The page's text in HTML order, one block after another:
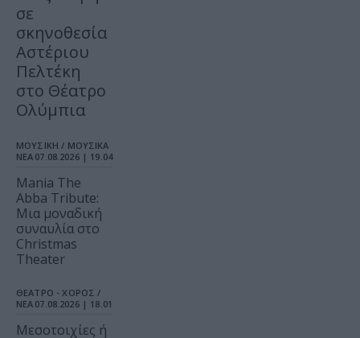
σε
σκηνοθεσία
Αστέριου
Πελτέκη
στο Θέατρο
Ολύμπια
ΜΟΥΣΙΚΗ / ΜΟΥΣΙΚΑ
ΝΕΑ 07.08.2026 | 19.04
Mania The
Abba Tribute:
Μια μοναδική
συναυλία στο
Christmas
Theater
ΘΕΑΤΡΟ - ΧΟΡΟΣ /
ΝΕΑ 07.08.2026 | 18.01
Μεσοτοιχίες ή